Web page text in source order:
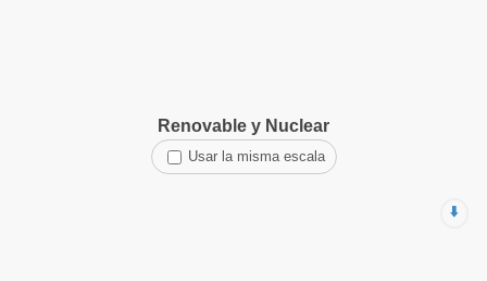
Renovable y Nuclear
Usar la misma escala
⬇️